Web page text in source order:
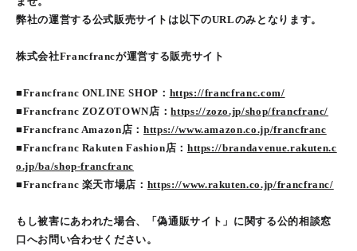
弊社の運営する公式販売サイトは以下のURLのみとなります。
株式会社Francfrancが運営する販売サイト
■Francfranc ONLINE SHOP： https://francfranc.com/
■Francfranc ZOZOTOWN店：https://zozo.jp/shop/francfranc/
■Francfranc Amazon店：https://www.amazon.co.jp/francfranc
■Francfranc Rakuten Fashion店： https://brandavenue.rakuten.c
o.jp/ba/shop-francfranc
■Francfranc 楽天市場店： https://www.rakuten.co.jp/francfranc/
もし被害にあわれた場合、「偽通販サイト」に関する公的相談窓
口へお問い合わせください。